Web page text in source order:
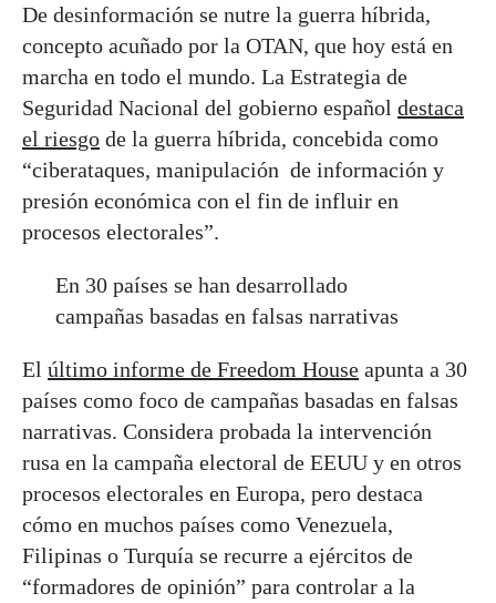
De desinformación se nutre la guerra híbrida,
concepto acuñado por la OTAN, que hoy está en
marcha en todo el mundo. La Estrategia de
Seguridad Nacional del gobierno español destaca
el riesgo de la guerra híbrida, concebida como
“ciberataques, manipulación de información y
presión económica con el fin de influir en
procesos electorales”.
En 30 países se han desarrollado
campañas basadas en falsas narrativas
El último informe de Freedom House apunta a 30
países como foco de campañas basadas en falsas
narrativas. Considera probada la intervención
rusa en la campaña electoral de EEUU y en otros
procesos electorales en Europa, pero destaca
cómo en muchos países como Venezuela,
Filipinas o Turquía se recurre a ejércitos de
“formadores de opinión” para controlar a la